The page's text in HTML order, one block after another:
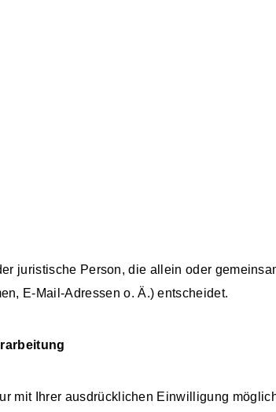
juristische Person, die allein oder
E-Mail-Adressen o. Ä.) entscheidet.
mit Ihrer ausdrücklichen Einwilligung